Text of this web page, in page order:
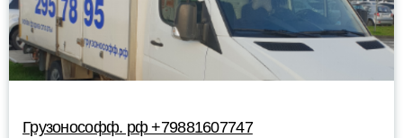
Грузонософф. рф +79881607747